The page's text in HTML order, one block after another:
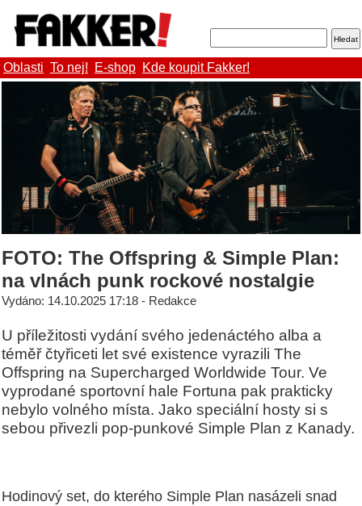
Oblasti To nej! E-shop Kde koupit Fakker!
FOTO: The Offspring & Simple Plan:
na vlnách punk rockové nostalgie
Vydáno: 14.10.2025 17:18 - Redakce
U příležitosti vydání svého jedenáctého alba a
téměř čtyřiceti let své existence vyrazili The
Offspring na Supercharged Worldwide Tour. Ve
vyprodané sportovní hale Fortuna pak prakticky
nebylo volného místa. Jako speciální hosty si s
sebou přivezli pop-punkové Simple Plan z Kanady.
Hodinový set, do kterého Simple Plan nasázeli snad